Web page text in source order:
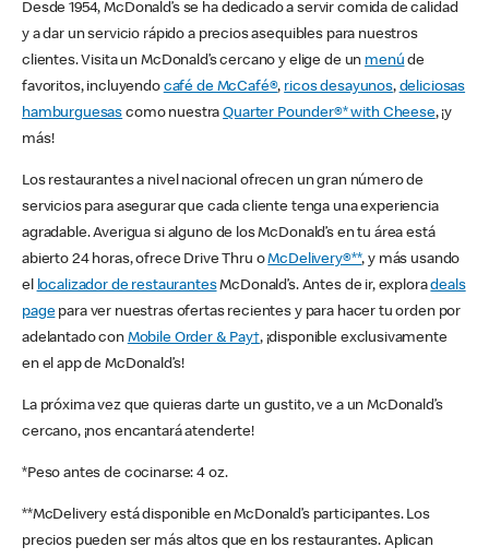
Desde 1954, McDonald’s se ha dedicado a servir comida de calidad
y a dar un servicio rápido a precios asequibles para nuestros
clientes. Visita un McDonald’s cercano y elige de un menú de
favoritos, incluyendo café de McCafé®, ricos desayunos, deliciosas
hamburguesas como nuestraQuarter Pounder®* with Cheese, ¡y
más!
Los restaurantes a nivel nacional ofrecen un gran número de
servicios para asegurar que cada cliente tenga una experiencia
agradable. Averigua si alguno de los McDonald’s en tu área está
abierto 24 horas, ofrece Drive Thru oMcDelivery®**, y más usando
el localizador de restaurantesMcDonald’s. Antes de ir, exploradeals
pagepara ver nuestras ofertas recientes y para hacer tu orden por
adelantado con Mobile Order & Pay†, ¡disponible exclusivamente
en el app de McDonald’s!
La próxima vez que quieras darte un gustito, ve a un McDonald’s
cercano, ¡nos encantará atenderte!
*Peso antes de cocinarse: 4 oz.
**McDelivery está disponible en McDonald’s participantes. Los
precios pueden ser más altos que en los restaurantes. Aplican